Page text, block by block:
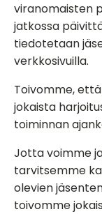
viranomaisten
jatkossa
tiedotetaan
verkkosivuilla.
Toivomme,
jokaista
toiminnan
Jotta voimme
tarvitsemme
olevien
toivomme